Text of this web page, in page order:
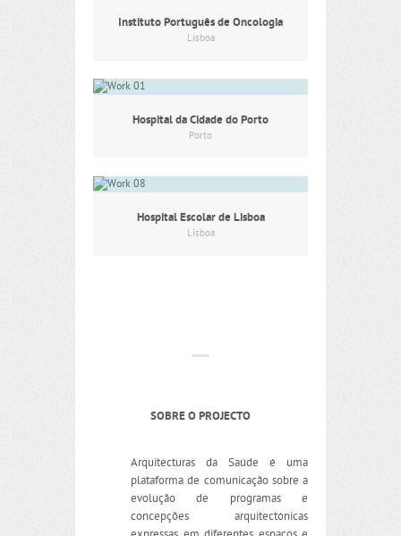
Instituto Português de Oncologia
Lisboa
Hospital da Cidade do Porto
Porto
Hospital Escolar de Lisboa
Lisboa
SOBRE O PROJECTO
Arquitecturas da Saúde é uma
plataforma de comunicação sobre a
evolução de programas e
concepções arquitectónicas